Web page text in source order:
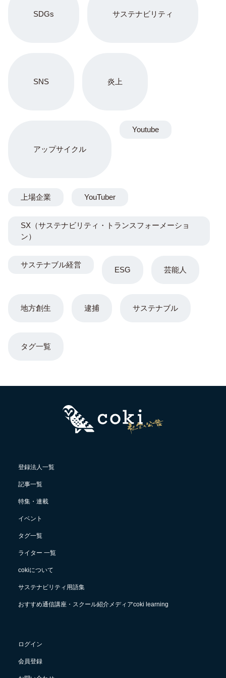
SDGs サステナビリティ
SNS 炎上
アップサイクル
ESG 芸能人
地方創生 逮捕 サステナブル
Youtube
上場企業 YouTuber
SX（サステナビリティ・トランスフォーメーショ
ン）
サステナブル経営
タグ一覧
登録法人一覧
記事一覧
特集・連載
イベント
タグ一覧
ライター 一覧
cokiについて
サステナビリティ用語集
おすすめ通信講座・スクール紹介メディアcoki learning
ログイン
会員登録